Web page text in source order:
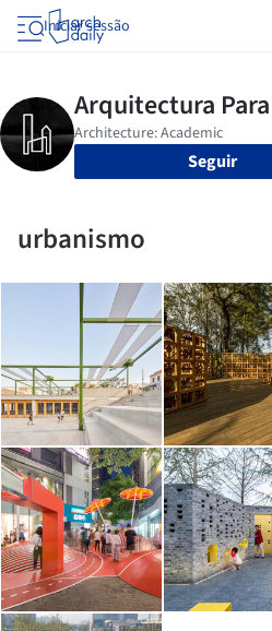
Iniciar sessão
Seguir
urbanismo